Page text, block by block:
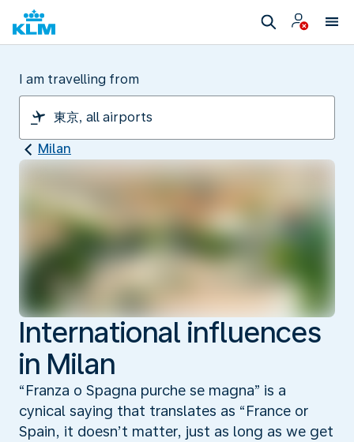
I am travelling from
Milan
International influences
in Milan
“Franza o Spagna purche se magna” is a
cynical saying that translates as “France or
Spain, it doesn’t matter, just as long as we get